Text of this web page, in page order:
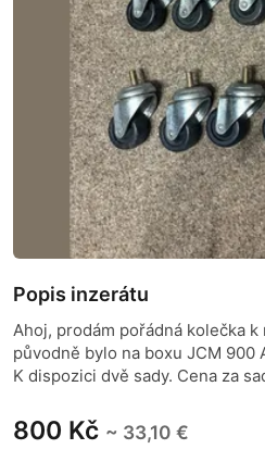
800 Kč ~ 33,10 €
Popis inzerátu
Ahoj, prodám pořádná kolečka k
původně bylo na boxu JCM 900
K dispozici dvě sady. Cena za